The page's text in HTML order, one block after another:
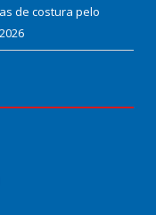
de costura pelo